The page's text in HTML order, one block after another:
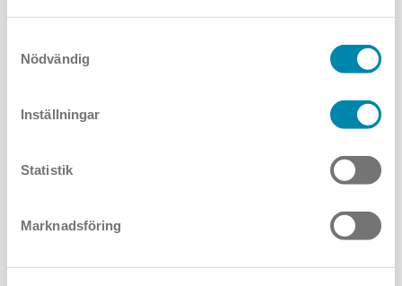
Nödvändig
Inställningar
Statistik
Marknadsföring
att både du och vi har varit snälla. I stället skänker vi en slant tillSOS